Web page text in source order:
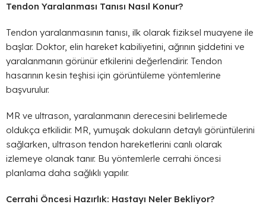
Tendon Yaralanması Tanısı Nasıl Konur?
Tendon yaralanmasının tanısı, ilk olarak fiziksel muayene ile
başlar. Doktor, elin hareket kabiliyetini, ağrının şiddetini ve
yaralanmanın görünür etkilerini değerlendirir. Tendon
hasarının kesin teşhisi için görüntüleme yöntemlerine
başvurulur.
MR ve ultrason, yaralanmanın derecesini belirlemede
oldukça etkilidir. MR, yumuşak dokuların detaylı görüntülerini
sağlarken, ultrason tendon hareketlerini canlı olarak
izlemeye olanak tanır. Bu yöntemlerle cerrahi öncesi
planlama daha sağlıklı yapılır.
Cerrahi Öncesi Hazırlık: Hastayı Neler Bekliyor?